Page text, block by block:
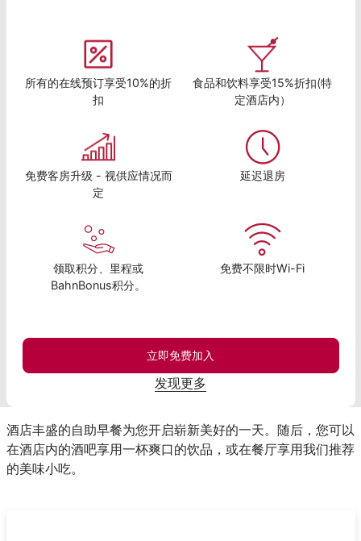
所有的在线预订享受10%的折
扣
食品和饮料享受15%折扣(特
定酒店内）
免费客房升级 - 视供应情况而
定
延迟退房
领取积分、里程或
BahnBonus积分。
免费不限时Wi-Fi
立即免费加入
发现更多
酒店丰盛的自助早餐为您开启崭新美好的一天。随后，您可以
在酒店内的酒吧享用一杯爽口的饮品，或在餐厅享用我们推荐
的美味小吃。